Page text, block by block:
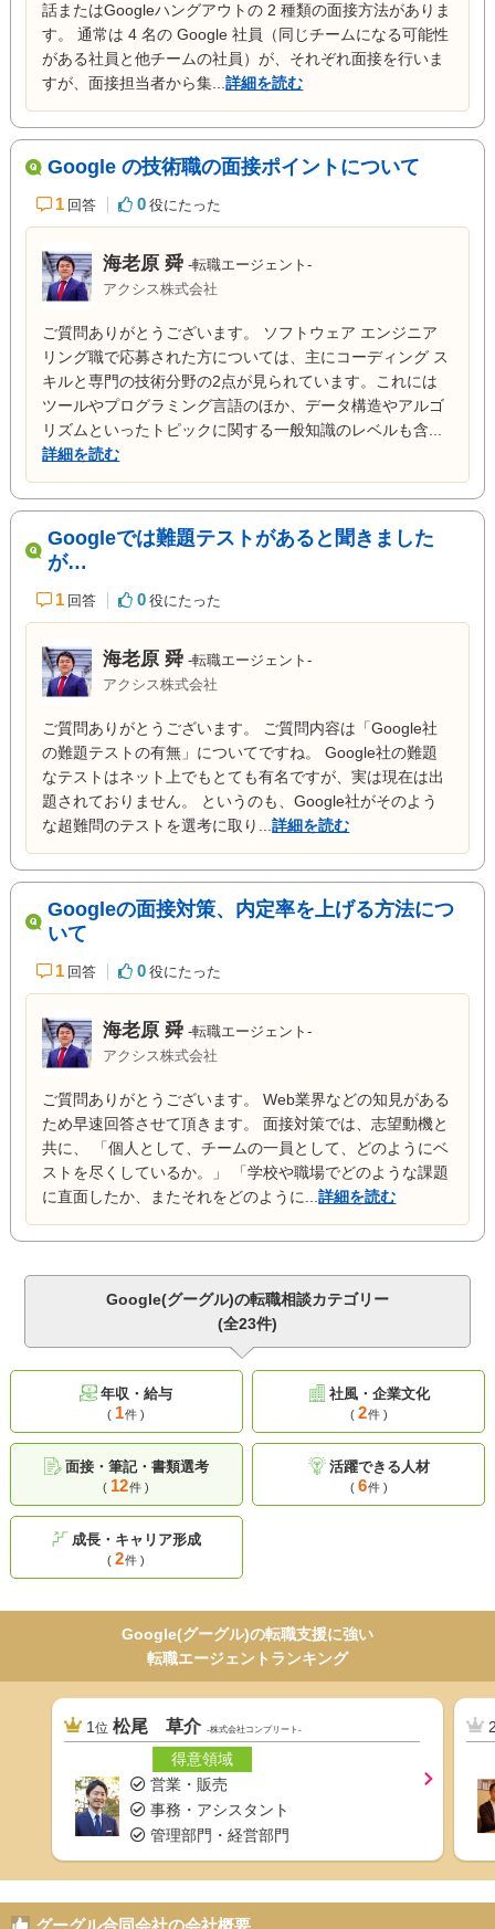
話またはGoogleハングアウトの 2 種類の面接方法がありま
す。 通常は 4 名の Google 社員（同じチームになる可能性
がある社員と他チームの社員）が、それぞれ面接を行いま
すが、面接担当者から集...詳細を読む
Google の技術職の面接ポイントについて
1 回答 0 役にたった
海老原 舜 -転職エージェント-
アクシス株式会社
ご質問ありがとうございます。 ソフトウェア エンジニア
リング職で応募された方については、主にコーディング ス
キルと専門の技術分野の2点が見られています。これには
ツールやプログラミング言語のほか、データ構造やアルゴ
リズムといったトピックに関する一般知識のレベルも含...
詳細を読む
Googleでは難題テストがあると聞きました
が…
1 回答 0 役にたった
海老原 舜 -転職エージェント-
アクシス株式会社
ご質問ありがとうございます。 ご質問内容は「Google社
の難題テストの有無」についてですね。 Google社の難題
なテストはネット上でもとても有名ですが、実は現在は出
題されておりません。 というのも、Google社がそのよう
な超難問のテストを選考に取り...詳細を読む
Googleの面接対策、内定率を上げる方法につ
いて
1 回答 0 役にたった
海老原 舜 -転職エージェント-
アクシス株式会社
ご質問ありがとうございます。 Web業界などの知見がある
ため早速回答させて頂きます。 面接対策では、志望動機と
共に、 「個人として、チームの一員として、どのようにベ
ストを尽くしているか。」 「学校や職場でどのような課題
に直面したか、またそれをどのように...詳細を読む
Google(グーグル)の転職相談カテゴリー
(全23件)
年収・給与
( 1件 )
社風・企業文化
( 2件 )
面接・筆記・書類選考
( 12件 )
活躍できる人材
( 6件 )
成長・キャリア形成
(2件 )
Google(グーグル)の転職支援に強い
転職エージェントランキング
1位 松尾 草介 -株式会社コンプリート-
得意領域
営業・販売
事務・アシスタント
管理部門・経営部門
グーグル合同会社の会社概要